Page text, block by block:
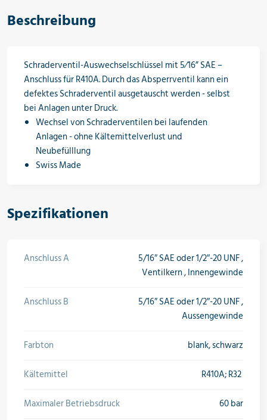
Kältemittel & Technische Gase
Öle & Solen
Werkzeuge & Messgeräte
Neu im Sortiment
Beschreibung
Schraderventil-Auswechselschlüssel mit 5⁄16” SAE –
Anschluss für R410A. Durch das Absperrventil kann ein
defektes Schraderventil ausgetauscht werden - selbst
bei Anlagen unter Druck.
Wechsel von Schraderventilen bei laufenden
Anlagen - ohne Kältemittelverlust und
Neubefülllung
Swiss Made
Spezifikationen
Anschluss A
5/16″ SAE oder 1/2″-20 UNF ,
Ventilkern , Innengewinde
Anschluss B
5/16″ SAE oder 1/2″-20 UNF ,
Aussengewinde
Farbton
blank, schwarz
Kältemittel
R410A; R32
Maximaler Betriebsdruck
60 bar